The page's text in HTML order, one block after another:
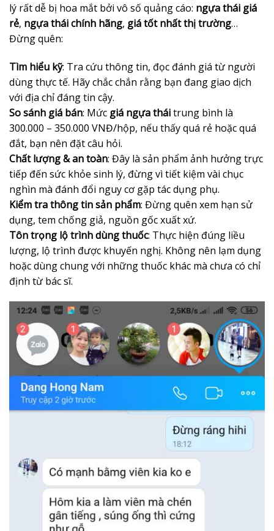
lý rất dễ bị hoa mắt bởi vô số quảng cáo: ngựa thái giá
rẻ, ngựa thái chính hãng, giá tốt nhất thị trường…
Đừng quên:
Tìm hiểu kỹ: Tra cứu thông tin, đọc đánh giá từ người
dùng thực tế. Hãy chắc chắn rằng bạn đang giao dịch
với địa chỉ đáng tin cậy.
So sánh giá bán: Mức giá ngựa tháitrung bình là
300.000 – 350.000 VNĐ/hộp, nếu thấy quá rẻ hoặc quá
đắt, bạn nên đặt câu hỏi.
Chất lượng & an toàn: Đây là sản phẩm ảnh hưởng trực
tiếp đến sức khỏe sinh lý, đừng vì tiết kiệm vài chục
nghìn mà đánh đổi nguy cơ gặp tác dụng phụ.
Kiểm tra thông tin sản phẩm: Đừng quên xem hạn sử
dụng, tem chống giả, nguồn gốc xuất xứ.
Tôn trọng lộ trình dùng thuốc: Thực hiện đúng liều
lượng, lộ trình được khuyến nghị. Không nên lạm dụng
hoặc dùng chung với những thuốc khác mà chưa có chỉ
định từ bác sĩ.